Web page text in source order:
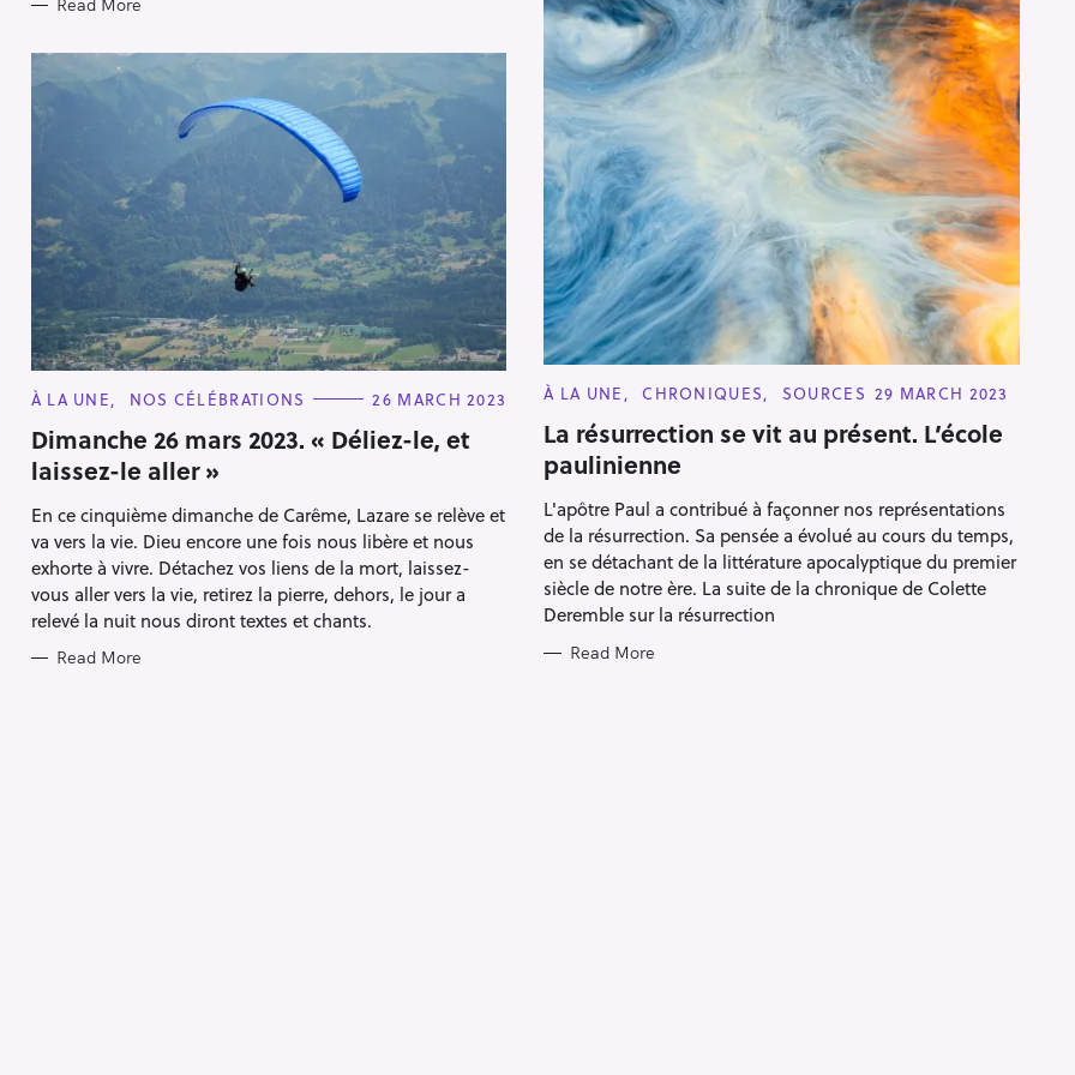
Read More
C
T
E
G
O
I
E
S
À LA UNE CHRONIQUES SOURCES 29 MARCH 2023
La résurrection se vit au présent. L’école
paulinienne
L'apôtre Paul a contribué à façonner nos représentations
de la résurrection. Sa pensée a évolué au cours du temps,
en se détachant de la littérature apocalyptique du premier
siècle de notre ère. La suite de la chronique de Colette
Deremble sur la résurrection
Read More
C
T
E
G
O
I
S
À LA UNE NOS CÉLÉBRATIONS 26 MARCH 2023
Dimanche 26 mars 2023. « Déliez-le, et
laissez-le aller »
En ce cinquième dimanche de Carême, Lazare se relève et
va vers la vie. Dieu encore une fois nous libère et nous
exhorte à vivre. Détachez vos liens de la mort, laissez-
vous aller vers la vie, retirez la pierre, dehors, le jour a
relevé la nuit nous diront textes et chants.
Read More